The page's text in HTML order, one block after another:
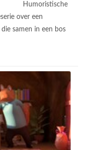
Humoristische
over een
samen in een bos